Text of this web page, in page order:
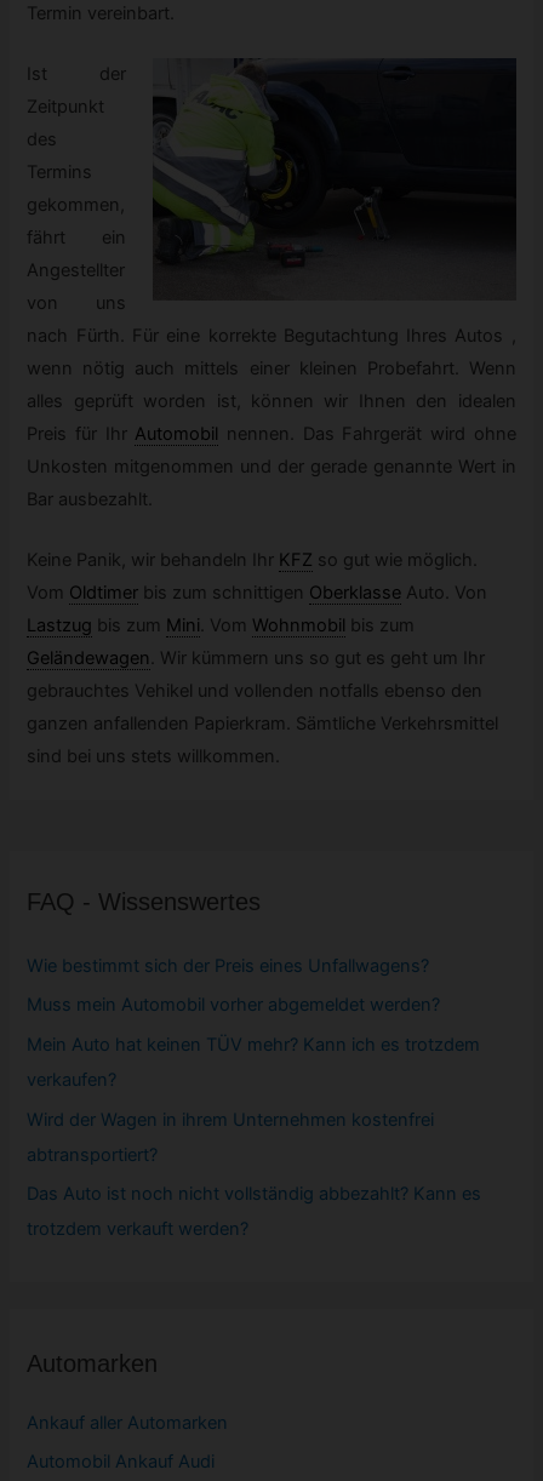
Termin vereinbart.
Ist der
Zeitpunkt
des
Termins
gekommen,
fährt ein
Angestellter
von uns
nach Fürth. Für eine korrekte Begutachtung Ihres Autos ,
wenn nötig auch mittels einer kleinen Probefahrt. Wenn
alles geprüft worden ist, können wir Ihnen den idealen
Preis für Ihr Automobil nennen. Das Fahrgerät wird ohne
Unkosten mitgenommen und der gerade genannte Wert in
Bar ausbezahlt.
Keine Panik, wir behandeln Ihr KFZ so gut wie möglich.
Vom Oldtimer bis zum schnittigen Oberklasse Auto. Von
Lastzug bis zum Mini. Vom Wohnmobil bis zum
Geländewagen. Wir kümmern uns so gut es geht um Ihr
gebrauchtes Vehikel und vollenden notfalls ebenso den
ganzen anfallenden Papierkram. Sämtliche Verkehrsmittel
sind bei uns stets willkommen.
FAQ - Wissenswertes
Wie bestimmt sich der Preis eines Unfallwagens?
Muss mein Automobil vorher abgemeldet werden?
Mein Auto hat keinen TÜV mehr? Kann ich es trotzdem
verkaufen?
Wird der Wagen in ihrem Unternehmen kostenfrei
abtransportiert?
Das Auto ist noch nicht vollständig abbezahlt? Kann es
trotzdem verkauft werden?
Automarken
Ankauf aller Automarken
Automobil Ankauf Audi